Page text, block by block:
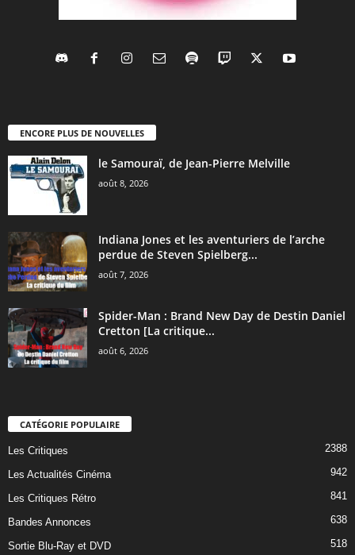
ENCORE PLUS DE NOUVELLES
le Samouraï, de Jean-Pierre Melville
août 8, 2026
Indiana Jones et les aventuriers de l’arche
perdue de Steven Spielberg...
août 7, 2026
Spider-Man : Brand New Day de Destin Daniel
Cretton [La critique...
août 6, 2026
CATÉGORIE POPULAIRE
Les Critiques 2388
Les Actualités Cinéma 942
Les Critiques Rétro 841
Bandes Annonces 638
Sortie Blu-Ray et DVD 518